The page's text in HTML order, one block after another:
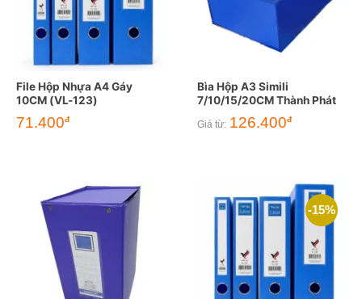
File Hộp Nhựa A4 Gáy
10CM (VL-123)
Giá
gốc
71.400đGiá
Bìa Hộp A3 Simili
7/10/15/20CM Thành Phát
Giá từ: 126.400đ
-15%